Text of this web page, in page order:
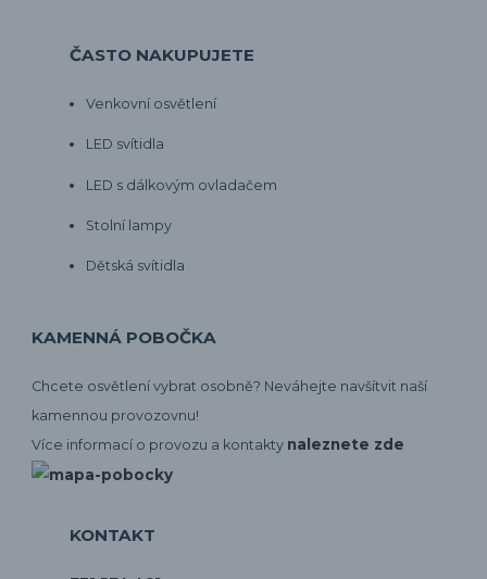
ČASTO NAKUPUJETE
Venkovní osvětlení
LED svítidla
LED s dálkovým ovladačem
Stolní lampy
Dětská svítidla
KAMENNÁ POBOČKA
Chcete osvětlení vybrat osobně? Neváhejte navšítvit naší
kamennou provozovnu!
Více informací o provozu a kontakty naleznete zde
KONTAKT